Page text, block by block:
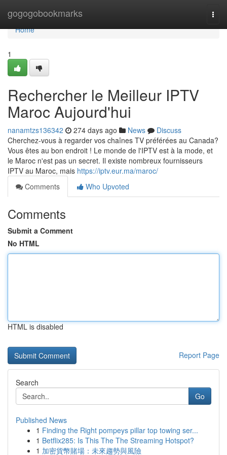
gogogobookmarks
Home
Home
1
Rechercher le Meilleur IPTV
Maroc Aujourd'hui
nanamtzs136342 274 days ago News
Discuss
Cherchez-vous à regarder vos chaînes TV préférées au Canada?
Vous êtes au bon endroit ! Le monde de l'IPTV est à la mode, et
le Maroc n'est pas un secret. Il existe nombreux fournisseurs
IPTV au Maroc, mais https://iptv.eur.ma/maroc/
Comments
Who Upvoted
Comments
Submit a Comment
No HTML
HTML is disabled
Report Page
Search
Go
Published News
1 Finding the Right pompeys pillar top towing ser...
1 Betflix285: Is This The The Streaming Hotspot?
1 加密貨幣賭場：未來趨勢與風險